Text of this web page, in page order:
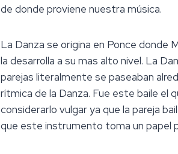
de donde proviene nuestra música.
La Danza se origina en Ponce donde
la desarrolla a su mas alto nivel. La
parejas literalmente se paseaban
rítmica de la Danza. Fue este baile el
considerarlo vulgar ya que la pareja
que este instrumento toma un papel